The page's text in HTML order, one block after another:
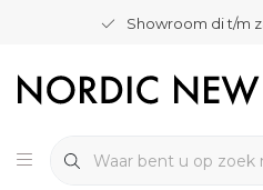
Showroom di t/m